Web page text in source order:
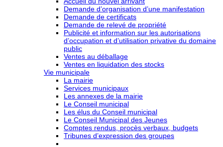
Demande d’organisation d’une manifestation
Demande de certificats
Demande de relevé de propriété
Publicité et information sur les autorisations
d’occupation et d’utilisation privative du domaine
public
Ventes au déballage
Ventes en liquidation des stocks
Vie municipale
La mairie
Services municipaux
Les annexes de la mairie
Le Conseil municipal
Les élus du Conseil municipal
Le Conseil Municipal des Jeunes
Comptes rendus, procès verbaux, budgets
Tribunes d’expression des groupes